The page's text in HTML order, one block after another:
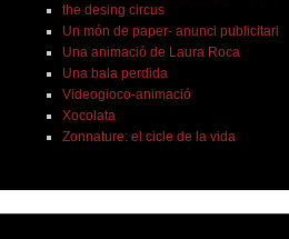
the desing circus
Un món de paper- anunci publicitari
Una animació de Laura Roca
Una bala perdida
Videogioco-animació
Xocolata
Zonnature: el cicle de la vida